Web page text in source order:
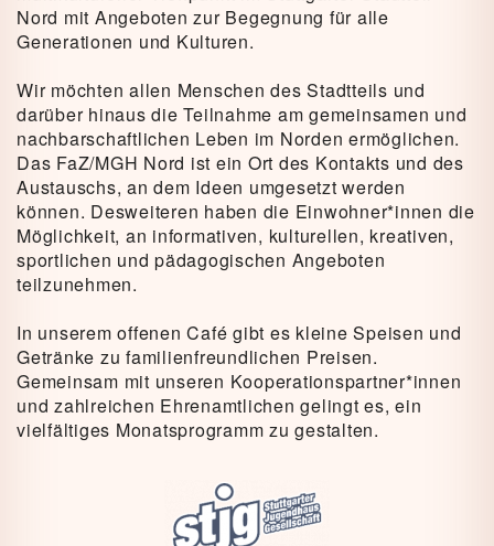
Nord mit Angeboten zur Begegnung für alle
Generationen und Kulturen.
Wir möchten allen Menschen des Stadtteils und
darüber hinaus die Teilnahme am gemeinsamen und
nachbarschaftlichen Leben im Norden ermöglichen.
Das FaZ/MGH Nord ist ein Ort des Kontakts und des
Austauschs, an dem Ideen umgesetzt werden
können. Desweiteren haben die Einwohner*innen die
Möglichkeit, an informativen, kulturellen, kreativen,
sportlichen und pädagogischen Angeboten
teilzunehmen.
In unserem offenen Café gibt es kleine Speisen und
Getränke zu familienfreundlichen Preisen.
Gemeinsam mit unseren Kooperationspartner*innen
und zahlreichen Ehrenamtlichen gelingt es, ein
vielfältiges Monatsprogramm zu gestalten.